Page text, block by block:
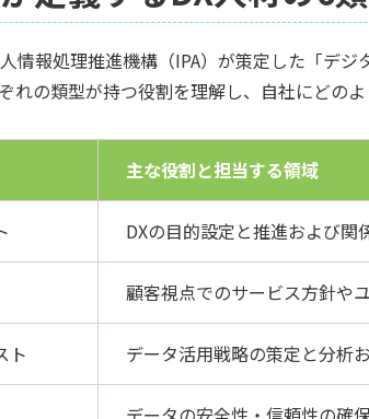
情報処理推進機構（IPA）が策定した「デ
れの類型が持つ役割を理解し、自社にどの
主な役割と担当する領域
DXの目的設定と推進および関
顧客視点でのサービス方針や
ト データ活用戦略の策定と分析